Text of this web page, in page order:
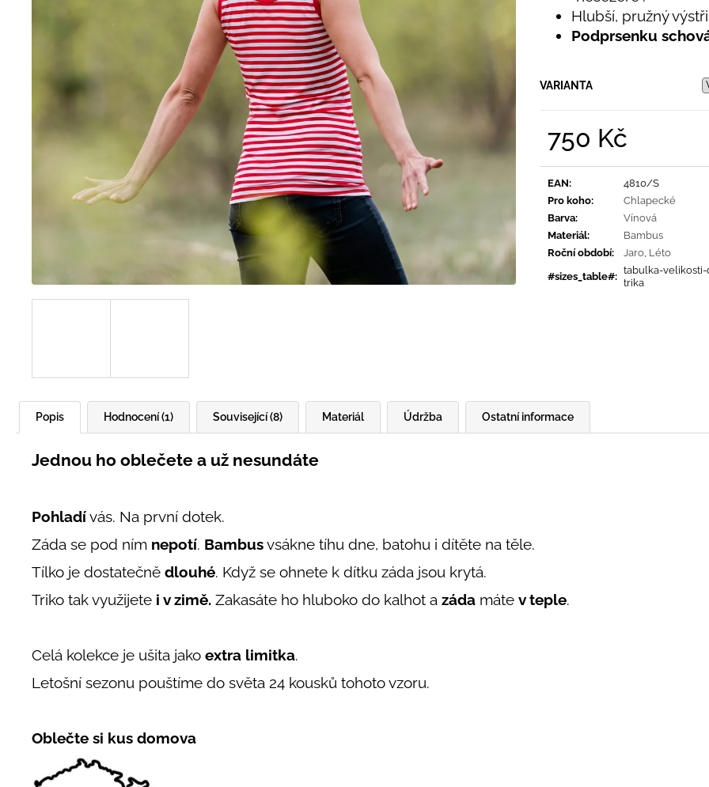
Hlubší, pružný
Podprsenku
VARIANTA
750 Kč
EAN:
4810/S
Pro koho:
Chlapecké
Barva:
Vínová
Materiál:
Bambus
Roční období: Jaro Léto
#sizes_table#:
tabulka-velikosti-
trika
Popis Hodnocení (1) Související (8) Ostatní informace
Materiál Údržba
Jednou ho oblečete a už nesundáte
Pohladívás. Na první dotek.
Záda se pod ním nepotí. Bambusvsákne tíhu dne, batohu i dítěte na těle.
Tílko je dostatečně dlouhé. Když se ohnete k dítku záda jsou krytá.
Triko tak využijete i v zimě. Zakasáte ho hluboko do kalhot a záda máte v teple.
Celá kolekce je ušita jako extra limitka.
Letošní sezonu pouštíme do světa 24 kousků tohoto vzoru.
Oblečte si kus domova
395 Kč
435 Kč